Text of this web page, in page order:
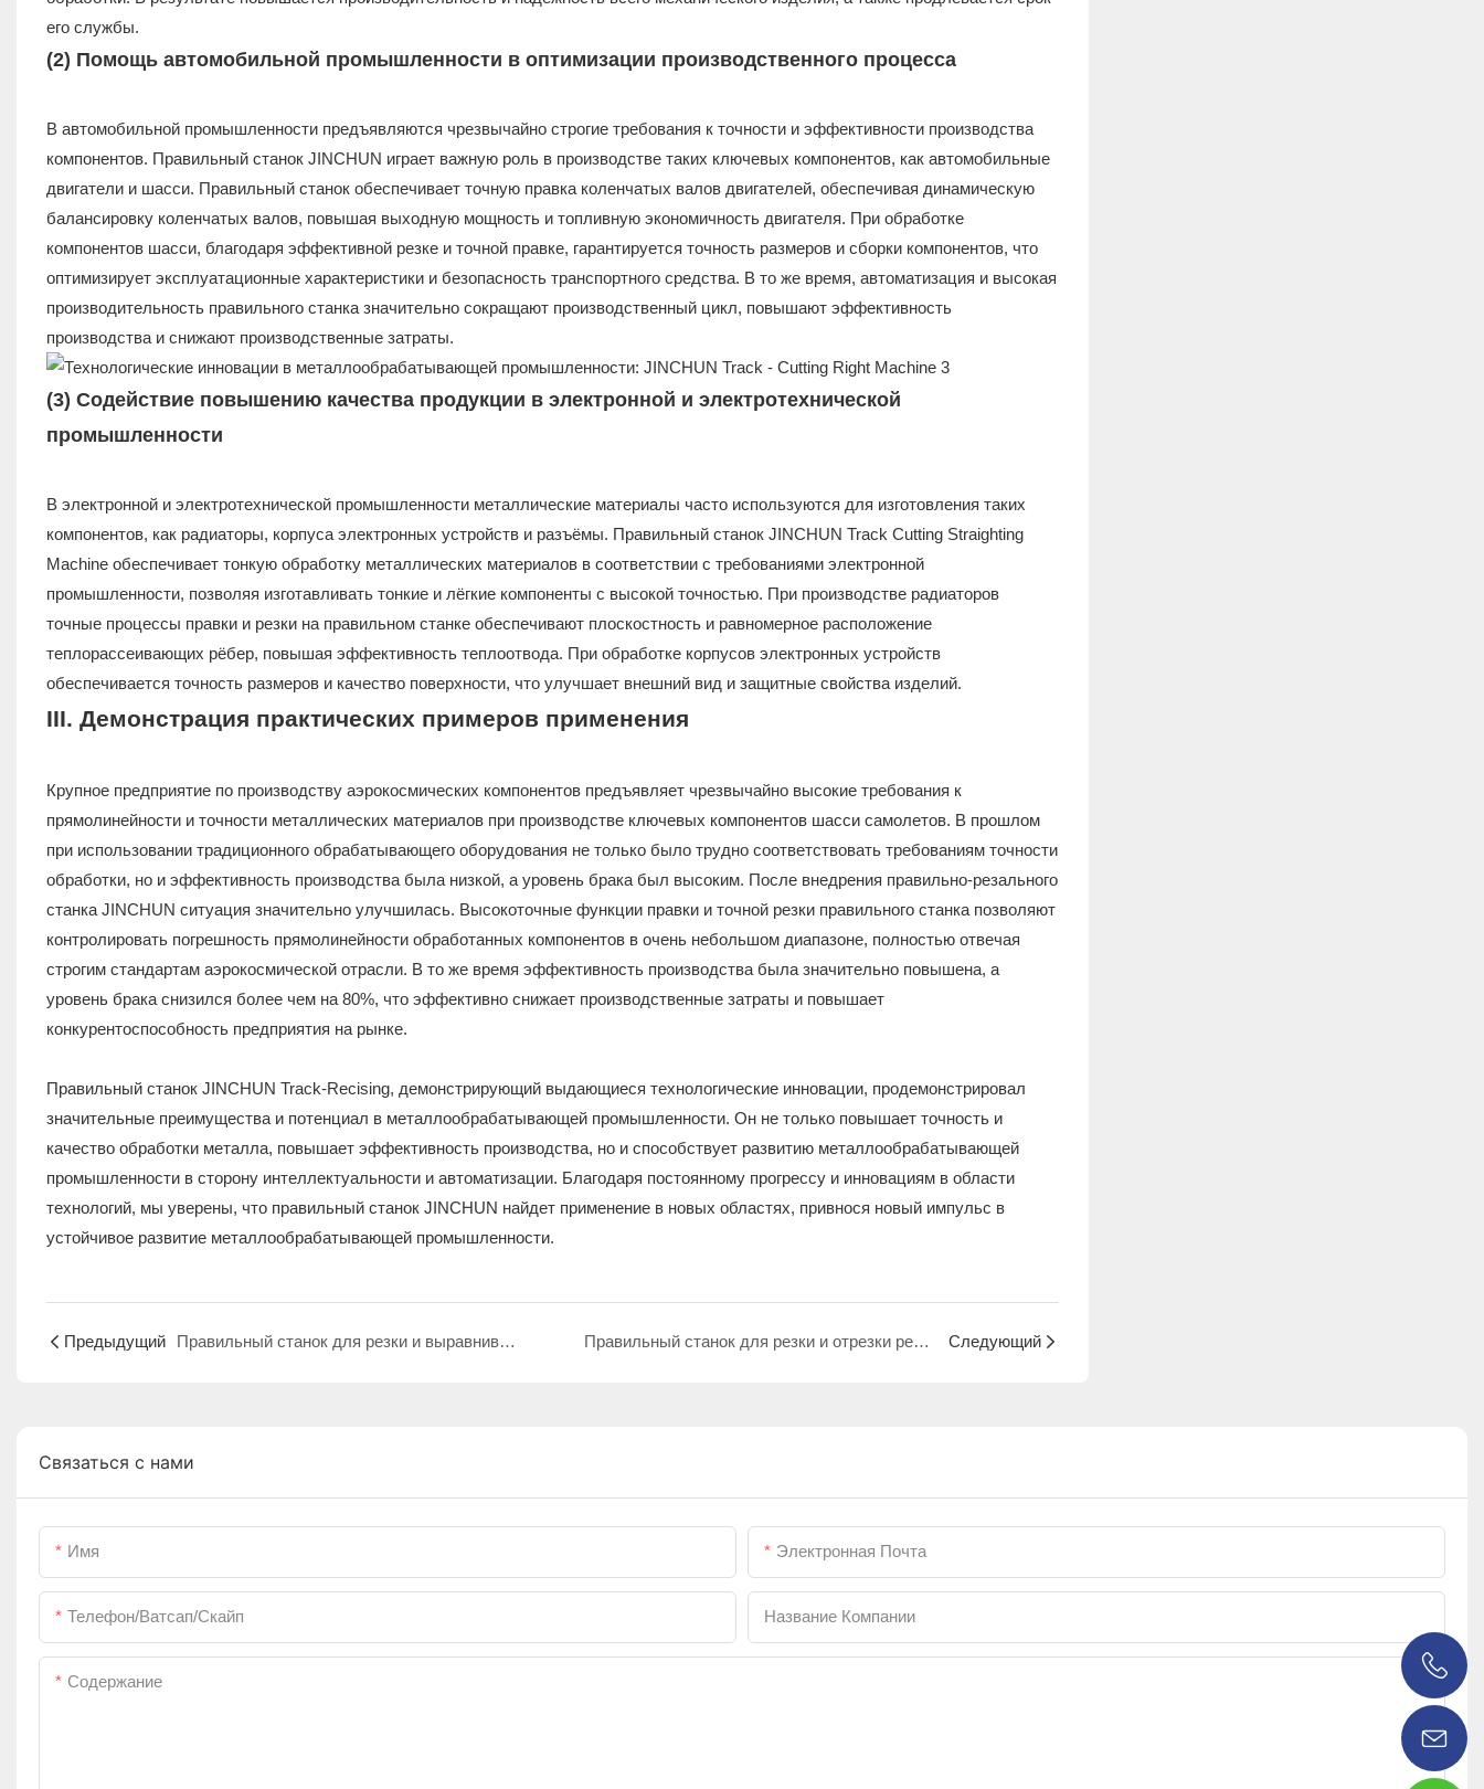
его службы.
(2) Помощь автомобильной промышленности в оптимизации производственного процесса
В автомобильной промышленности предъявляются чрезвычайно строгие требования к точности и эффективности производства
компонентов. Правильный станок JINCHUN играет важную роль в производстве таких ключевых компонентов, как автомобильные
двигатели и шасси. Правильный станок обеспечивает точную правка коленчатых валов двигателей, обеспечивая динамическую
балансировку коленчатых валов, повышая выходную мощность и топливную экономичность двигателя. При обработке
компонентов шасси, благодаря эффективной резке и точной правке, гарантируется точность размеров и сборки компонентов, что
оптимизирует эксплуатационные характеристики и безопасность транспортного средства. В то же время, автоматизация и высокая
производительность правильного станка значительно сокращают производственный цикл, повышают эффективность
производства и снижают производственные затраты.
(3) Содействие повышению качества продукции в электронной и электротехнической
промышленности
В электронной и электротехнической промышленности металлические материалы часто используются для изготовления таких
компонентов, как радиаторы, корпуса электронных устройств и разъёмы. Правильный станок JINCHUN Track Cutting Straighting
Machine обеспечивает тонкую обработку металлических материалов в соответствии с требованиями электронной
промышленности, позволяя изготавливать тонкие и лёгкие компоненты с высокой точностью. При производстве радиаторов
точные процессы правки и резки на правильном станке обеспечивают плоскостность и равномерное расположение
теплорассеивающих рёбер, повышая эффективность теплоотвода. При обработке корпусов электронных устройств
обеспечивается точность размеров и качество поверхности, что улучшает внешний вид и защитные свойства изделий.
III. Демонстрация практических примеров применения
Крупное предприятие по производству аэрокосмических компонентов предъявляет чрезвычайно высокие требования к
прямолинейности и точности металлических материалов при производстве ключевых компонентов шасси самолетов. В прошлом
при использовании традиционного обрабатывающего оборудования не только было трудно соответствовать требованиям точности
обработки, но и эффективность производства была низкой, а уровень брака был высоким. После внедрения правильно-резального
станка JINCHUN ситуация значительно улучшилась. Высокоточные функции правки и точной резки правильного станка позволяют
контролировать погрешность прямолинейности обработанных компонентов в очень небольшом диапазоне, полностью отвечая
строгим стандартам аэрокосмической отрасли. В то же время эффективность производства была значительно повышена, а
уровень брака снизился более чем на 80%, что эффективно снижает производственные затраты и повышает
конкурентоспособность предприятия на рынке.
Правильный станок JINCHUN Track-Recising, демонстрирующий выдающиеся технологические инновации, продемонстрировал
значительные преимущества и потенциал в металлообрабатывающей промышленности. Он не только повышает точность и
качество обработки металла, повышает эффективность производства, но и способствует развитию металлообрабатывающей
промышленности в сторону интеллектуальности и автоматизации. Благодаря постоянному прогрессу и инновациям в области
технологий, мы уверены, что правильный станок JINCHUN найдет применение в новых областях, привнося новый импульс в
устойчивое развитие металлообрабатывающей промышленности.
Предыдущий Правильный станок для резки и выравнивания рельсов: подходит для обработки различных металлических материалов Правильный станок для резки и отрезки рельсов: экономия затрат на обработку металла Следующий
Связаться с нами
Имя Электронная Почта
Телефон/ватсап/скайп Название Компании
Содержание